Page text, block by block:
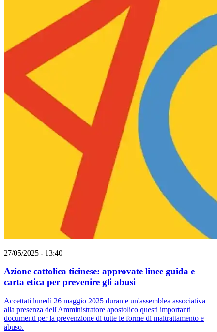
27/05/2025 - 13:40
Azione cattolica ticinese: approvate linee guida e
carta etica per prevenire gli abusi
Accettati lunedì 26 maggio 2025 durante un'assemblea associativa
alla presenza dell'Amministratore apostolico questi importanti
documenti per la prevenzione di tutte le forme di maltrattamento e
abuso.